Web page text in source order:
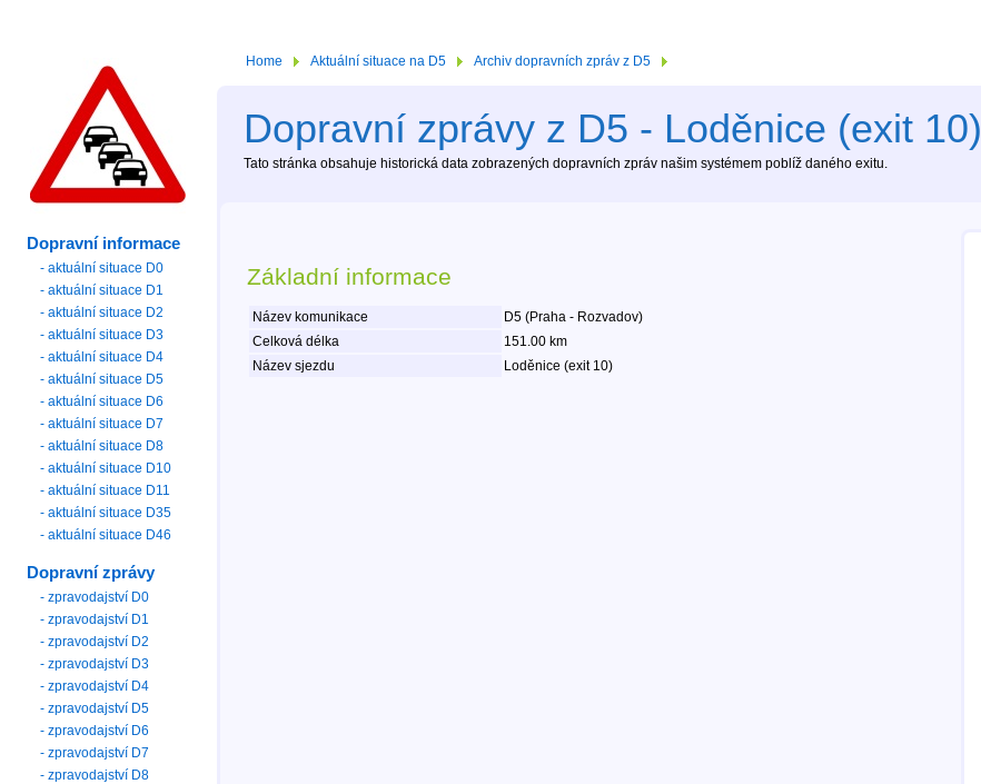
Home Aktuální situace na D5 Archiv dopravních zpráv z D5
Dopravní zprávy z D5 - Loděnice (exit 10)
Tato stránka obsahuje historická data zobrazených dopravních zpráv našim systémem poblíž daného exitu.
Základní informace
Název komunikace
D5 (Praha - Rozvadov)
Celková délka
151.00 km
Název sjezdu
Loděnice (exit 10)
Dopravní informace
- aktuální situace D0
- aktuální situace D1
- aktuální situace D2
- aktuální situace D3
- aktuální situace D4
- aktuální situace D5
- aktuální situace D6
- aktuální situace D7
- aktuální situace D8
- aktuální situace D10
- aktuální situace D11
- aktuální situace D35
- aktuální situace D46
Dopravní zprávy
- zpravodajství D0
- zpravodajství D1
- zpravodajství D2
- zpravodajství D3
- zpravodajství D4
- zpravodajství D5
- zpravodajství D6
- zpravodajství D7
- zpravodajství D8